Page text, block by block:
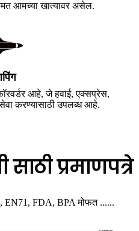
आमच्या खात्यावर असेल.
आहे, जे हवाई, एक्सप्रेस,
करण्यासाठी उपलब्ध आहे.
प्रमाणपत्रे
EN71, FDA, BPA मोफत ......